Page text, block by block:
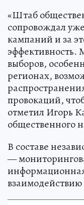
«Штаб
сопровождал
кампаний и за
эффективность.
выборов,
регионах,
провокаций,
отметил Игорь
общественного
В составе
—